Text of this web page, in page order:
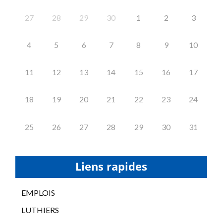
27 28 29 30 1 2 3
4 5 6 7 8 9 10
11 12 13 14 15 16 17
18 19 20 21 22 23 24
25 26 27 28 29 30 31
Liens rapides
EMPLOIS
LUTHIERS